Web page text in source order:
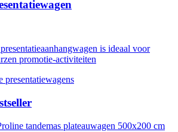
is ideaal voor
promotie-activiteiten
presentatiewagens